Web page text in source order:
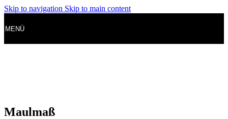
Skip to navigation Skip to main content
MENÜ
Maulmaß